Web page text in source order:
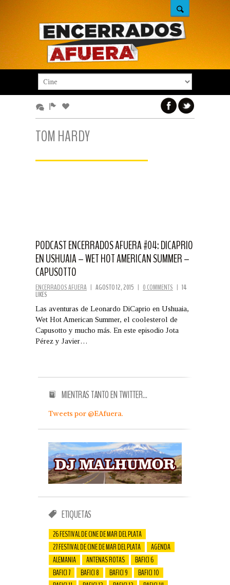
TOM HARDY
PODCAST ENCERRADOS AFUERA #04: DICAPRIO
EN USHUAIA – WET HOT AMERICAN SUMMER –
CAPUSOTTO
ENCERRADOS AFUERA | AGOSTO 12, 2015 | 0 COMMENTS | 14
LIKES
Las aventuras de Leonardo DiCaprio en Ushuaia,
Wet Hot American Summer, el coolesterol de
Capusotto y mucho más. En este episodio Jota
Pérez y Javier…
MIENTRAS TANTO EN TWITTER…
Tweets por @EAfuera.
ETIQUETAS
26 FESTIVAL DE CINE DE MAR DEL PLATA
27 FESTIVAL DE CINE DE MAR DEL PLATA
AGENDA
ALEMANIA
ANTENAS ROTAS
BAFICI 6
BAFICI 7
BAFICI 8 BAFICI 9
BAFICI 10